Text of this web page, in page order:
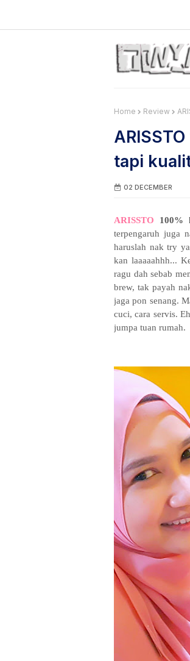
Home Review
tapi
02 DECEMBER
ARISSTO 100%
terpengaruh juga
haruslah nak try
kan laaaaahhh...
ragu dah sebab
brew, tak payah
jaga pon senang.
cuci, cara servis.
jumpa tuan rumah.